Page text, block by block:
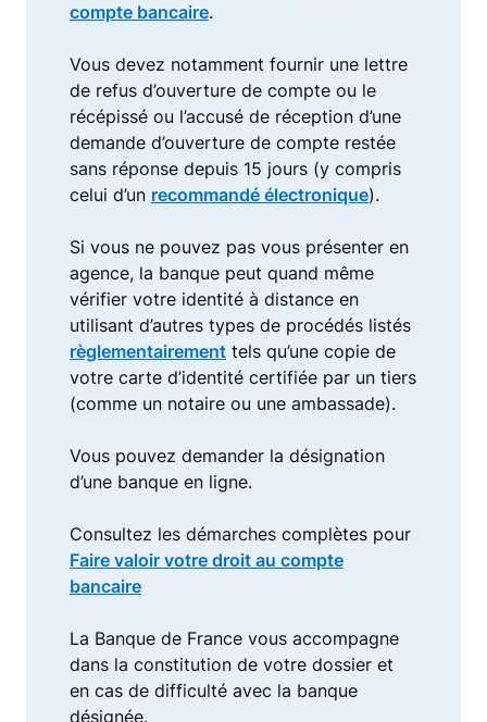
compte bancaire.
Vous devez notamment fournir une lettre
de refus d’ouverture de compte ou le
récépissé ou l’accusé de réception d’une
demande d’ouverture de compte restée
sans réponse depuis 15 jours (y compris
celui d’un recommandé électronique).
Si vous ne pouvez pas vous présenter en
agence, la banque peut quand même
vérifier votre identité à distance en
utilisant d’autres types de procédés listés
règlementairement tels qu’une copie de
votre carte d’identité certifiée par un tiers
(comme un notaire ou une ambassade).
Vous pouvez demander la désignation
d’une banque en ligne.
Consultez les démarches complètes pour
Faire valoir votre droit au compte
bancaire
La Banque de France vous accompagne
dans la constitution de votre dossier et
en cas de difficulté avec la banque
désignée.